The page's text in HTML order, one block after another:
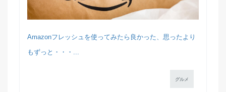
Amazonフレッシュを使ってみたら良かった、思ったより
もずっと・・・...
グルメ